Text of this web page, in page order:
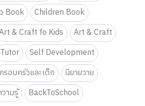
Book
Children Book
& Craft fo Kids
Art & Craft
Tutor
Self Development
ครอบครัวและเด็ก
นิยายวาย
ามรู้
BackToSchool